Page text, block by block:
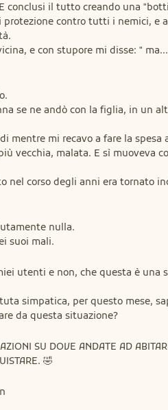
conclusi il tutto creando una
protezione contro tutti i nemici, e
e con stupore mi disse: "
se ne andò con la figlia, in un
mentre mi recavo a fare la spesa
vecchia, malata. E sì muoveva
nel corso degli anni era tornato
nulla.
suoi mali.
utenti e non, che questa è una
simpatica, per questo mese,
da questa situazione?
SU DOVE ANDATE AD
🤣